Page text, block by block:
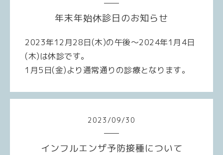
年末年始休診日のお知らせ
2023年12月28日(木)の午後〜2024年1月4日
(木)は休診です。
1月5日(金)より通常通りの診療となります。
2023 /09/30
インフルエンザ予防接種について